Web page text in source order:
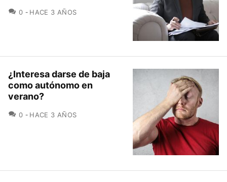
0 COMENTARIOS
HACE 3 AÑOS
¿Interesa darse de baja
como autónomo en
verano?
0 COMENTARIOS
HACE 3 AÑOS